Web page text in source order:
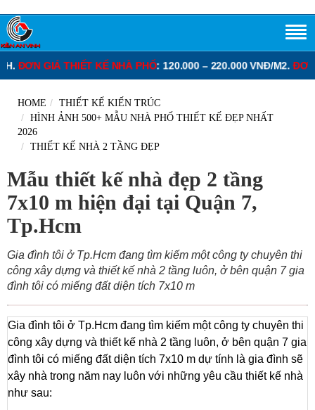
: 120.000 – 220.000 VNĐ/M2.ĐƠN GIÁ THIẾT KẾ BIỆT THỰ:
HOME
THIẾT KẾ KIẾN TRÚC
HÌNH ẢNH 500+ MẪU NHÀ PHỐ THIẾT KẾ ĐẸP NHẤT
2026
THIẾT KẾ NHÀ 2 TẦNG ĐẸP
Mẫu thiết kế nhà đẹp 2 tầng
7x10 m hiện đại tại Quận 7,
Tp.Hcm
Gia đình tôi ở Tp.Hcm đang tìm kiếm một công ty chuyên thi
công xây dựng và thiết kế nhà 2 tầng luôn, ở bên quận 7 gia
đình tôi có miếng đất diện tích 7x10 m
Gia đình tôi ở Tp.Hcm đang tìm kiếm một công ty chuyên thi
công xây dựng và thiết kế nhà 2 tầng luôn, ở bên quận 7 gia
đình tôi có miếng đất diện tích 7x10 m dự tính là gia đình sẽ
xây nhà trong năm nay luôn với những yêu cầu thiết kế nhà
như sau: